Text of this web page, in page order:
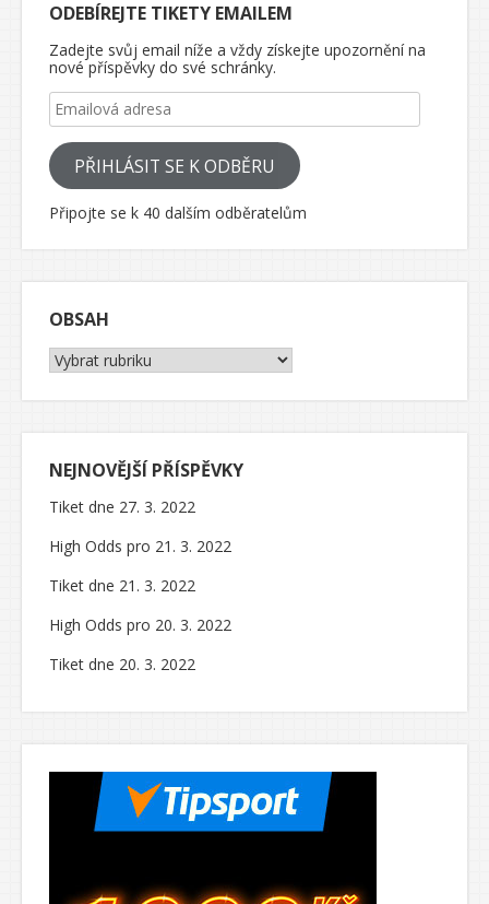
ODEBÍREJTE TIKETY EMAILEM
Zadejte svůj email níže a vždy získejte upozornění na
nové příspěvky do své schránky.
Emailová adresa
PŘIHLÁSIT SE K ODBĚRU
Připojte se k 40 dalším odběratelům
OBSAH
Obsah
NEJNOVĚJŠÍ PŘÍSPĚVKY
Tiket dne 27. 3. 2022
High Odds pro 21. 3. 2022
Tiket dne 21. 3. 2022
High Odds pro 20. 3. 2022
Tiket dne 20. 3. 2022